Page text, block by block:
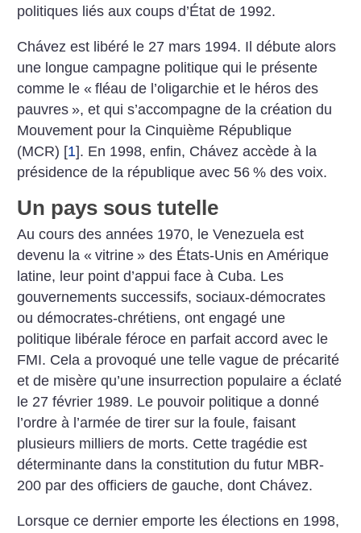
politiques liés aux coups d’État de 1992.
Chávez est libéré le 27 mars 1994. Il débute alors
une longue campagne politique qui le présente
comme le « fléau de l’oligarchie et le héros des
pauvres », et qui s’accompagne de la création du
Mouvement pour la Cinquième République
(MCR) [1]. En 1998, enfin, Chávez accède à la
présidence de la république avec 56 % des voix.
Un pays sous tutelle
Au cours des années 1970, le Venezuela est
devenu la « vitrine » des États-Unis en Amérique
latine, leur point d’appui face à Cuba. Les
gouvernements successifs, sociaux-démocrates
ou démocrates-chrétiens, ont engagé une
politique libérale féroce en parfait accord avec le
FMI. Cela a provoqué une telle vague de précarité
et de misère qu’une insurrection populaire a éclaté
le 27 février 1989. Le pouvoir politique a donné
l’ordre à l’armée de tirer sur la foule, faisant
plusieurs milliers de morts. Cette tragédie est
déterminante dans la constitution du futur MBR-
200 par des officiers de gauche, dont Chávez.
Lorsque ce dernier emporte les élections en 1998,